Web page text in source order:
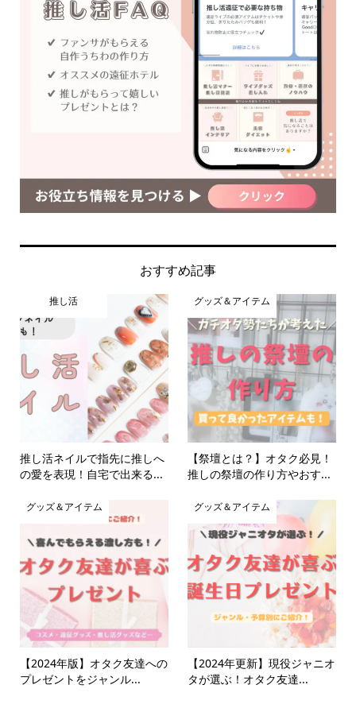
おすすめ記事
推し活
推し活ネイルで指先に推しへ
の愛を表現！自宅で出来る...
グッズ＆アイテム
【祭壇とは？】オタク必見！
推しの祭壇の作り方やおす...
グッズ＆アイテム
【2024年版】オタク友達への
プレゼントをジャンル...
グッズ＆アイテム
【2024年更新】現役ジャニオ
タが選ぶ！オタク友達...